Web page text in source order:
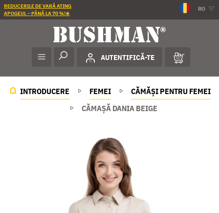
REDUCERILE DE VARĂ ATING
APOGEUL – PÂNĂ LA 70 %!☀️
RO
AUTENTIFICĂ-TE
INTRODUCERE FEMEI
CĂMĂȘI PENTRU FEMEI
CĂMAȘĂ DANIA BEIGE